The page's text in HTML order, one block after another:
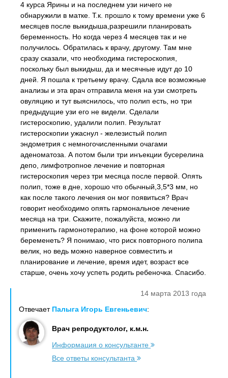
4 курса Ярины и на последнем узи ничего не
обнаружили в матке. Т.к. прошло к тому времени уже 6
месяцев после выкидыша,разрешили планировать
беременность. Но когда через 4 месяцев так и не
получилось. Обратилась к врачу, другому. Там мне
сразу сказали, что необходима гистероскопия,
поскольку был выкидыш, да и месячные идут до 10
дней. Я пошла к третьему врачу. Сдала все возможные
анализы и эта врач отправила меня на узи смотреть
овуляцию и тут выяснилось, что полип есть, но три
предыдущие узи его не видели. Сделали
гистероскопию, удалили полип. Результат
гистероскопии ужаснул - железистый полип
эндометрия с немногочисленными очагами
аденоматоза. А потом были три инъекции бусерелина
депо, лимфотропное лечение и повторная
гистероскопия через три месяца после первой. Опять
полип, тоже в дне, хорошо что обычный,3,5*3 мм, но
как после такого лечения он мог появиться? Врач
говорит необходимо опять гармональное лечение
месяца на три. Скажите, пожалуйста, можно ли
применить гармонотерапию, на фоне которой можно
беременеть? Я понимаю, что риск повторного полипа
велик, но ведь можно наверное совместить и
планирование и лечение, время идет, возраст все
старше, очень хочу успеть родить ребеночка. Спасибо.
14 марта 2013 года
Отвечает Палыга Игорь Евгеньевич:
Врач репродуктолог, к.м.н.
Информация о консультанте
Все ответы консультанта